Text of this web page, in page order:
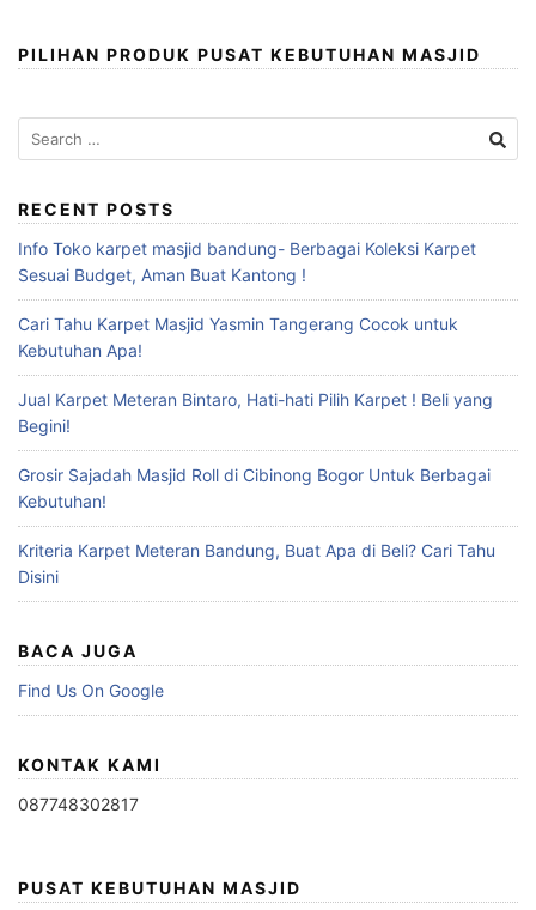
PILIHAN PRODUK PUSAT KEBUTUHAN MASJID
RECENT POSTS
Info Toko karpet masjid bandung- Berbagai Koleksi Karpet
Sesuai Budget, Aman Buat Kantong !
Cari Tahu Karpet Masjid Yasmin Tangerang Cocok untuk
Kebutuhan Apa!
Jual Karpet Meteran Bintaro, Hati-hati Pilih Karpet ! Beli yang
Begini!
Grosir Sajadah Masjid Roll di Cibinong Bogor Untuk Berbagai
Kebutuhan!
Kriteria Karpet Meteran Bandung, Buat Apa di Beli? Cari Tahu
Disini
BACA JUGA
Find Us On Google
KONTAK KAMI
087748302817
PUSAT KEBUTUHAN MASJID